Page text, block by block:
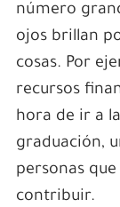
número
ojos brillan
cosas. Por
recursos
hora de ir a
graduación,
personas
contribuir.